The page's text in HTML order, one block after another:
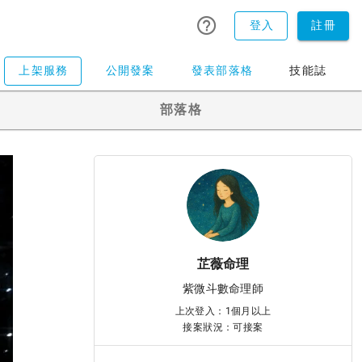
登入 註冊
上架服務 公開發案 發表部落格 技能誌
部落格
芷薇命理
紫微斗數命理師
上次登入：1個月以上
接案狀況：可接案